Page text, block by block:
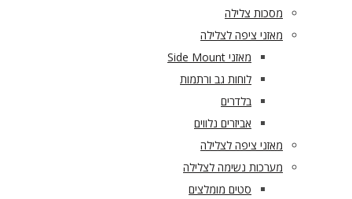
מסכות צלילה
מאזני ציפה לצלילה
לוחות גב ורתמות
אביזרים נלווים
מאזני ציפה לצלילה
מערכות נשימה לצלילה
סטים מומלצים